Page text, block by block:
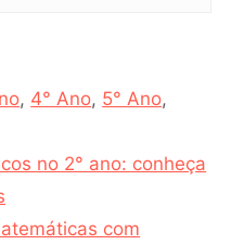
, 4° Ano, 5° Ano,
no 2° ano: conheça
com